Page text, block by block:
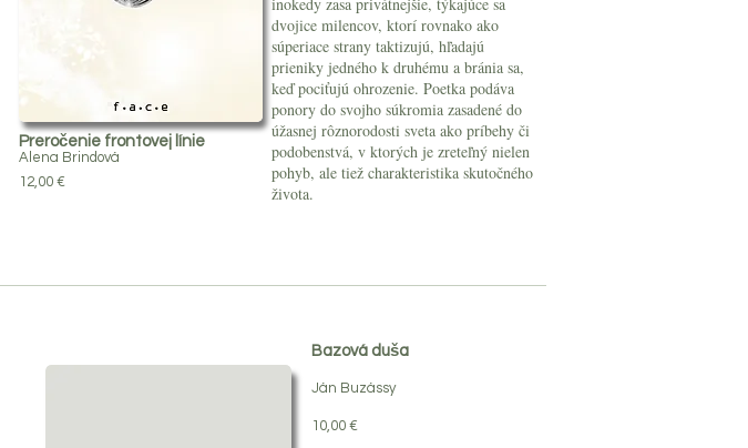
Preročenie frontovej línie
Alena Brindová
12,00 €
dvojice milencov, ktorí rovnako ako
súperiace strany taktizujú, hľadajú
prieniky jedného k druhému a bránia sa,
keď pociťujú ohrozenie. Poetka podáva
ponory do svojho súkromia zasadené do
úžasnej rôznorodosti sveta ako príbehy či
podobenstvá, v ktorých je zreteľný nielen
pohyb, ale tiež charakteristika skutočného
života.
Bazová duša
Ján Buzássy
10,00 €